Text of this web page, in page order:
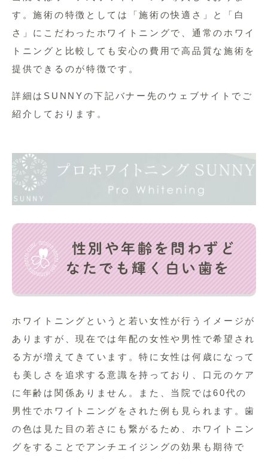
す。施術の特徴としては「施術の快適さ」と「白
さ」にこだわったホワイトニングで、通常のホワイ
トニングと比較しても安心の費用で高品質な施術を
提供できるのが特徴です。
詳細はSUNNYの下記バナー先のウェブサイトでご
紹介しております。
性別や年齢を問わずど
なたでも輝く白い歯を
ホワイトニングというと若い女性が行うイメージが
ありますが、現在では年配の女性や男性で希望され
る方が増えてきています。特に女性は何歳になって
も美しさを追求する意識を持っており、口元のケア
に年齢は関係ありません。また、当院では60代の
男性でホワイトニングをされた例も見られます。歯
の色は見た目の若さにも繋がるため、ホワイトニン
グをすることでアンチエイジングの効果も期待で